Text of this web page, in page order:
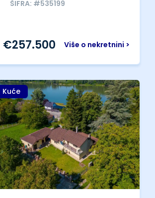
ŠIFRA: #535199
Više o nekretnini >
€257.500
Kuće